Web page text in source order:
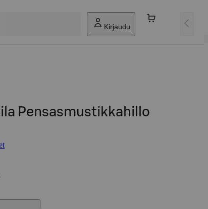
Kirjaudu
Pensasmustikkahillo